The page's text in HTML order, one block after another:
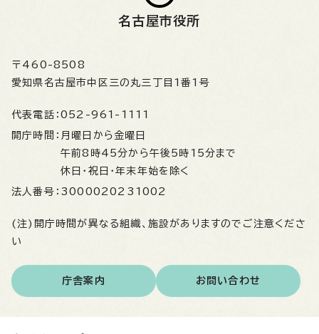
名古屋市役所
〒460-8508
愛知県名古屋市中区三の丸三丁目1番1号
代表電話： 052-961-1111
開庁時間： 月曜日から金曜日
午前8時45分から午後5時15分まで
休日・祝日・年末年始を除く
法人番号： 3000020231002
(注)開庁時間が異なる組織、施設がありますのでご注意くださ
い
庁舎案内 お問い合わせ